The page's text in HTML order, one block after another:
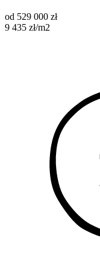
od 529 000 zł
9 435 zł/m2